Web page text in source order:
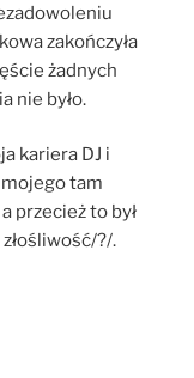
zakończyła
żadnych
nie było.
kariera DJ i
tam
przecież to był
?/.